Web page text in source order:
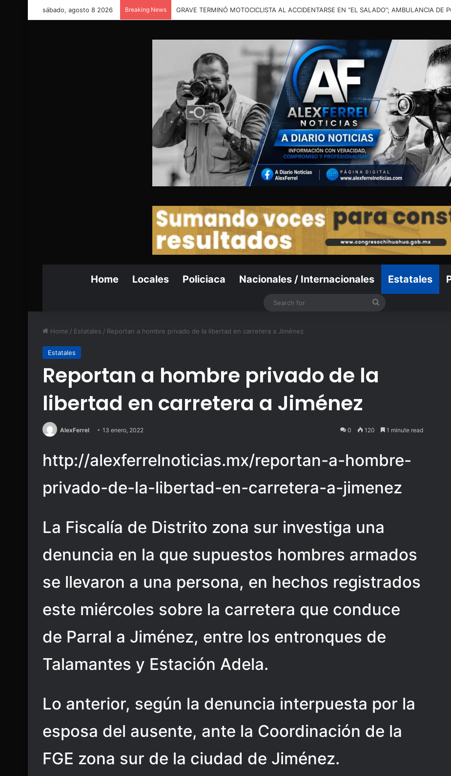
sábado, agosto 8 2026 Breaking News “Necesitamos una solución”: vecinos denuncian inundaciones en calles de Santa
Home Locales Policiaca Nacionales / Internacionales Estatales
Search
Home / Estatales / Reportan a hombre privado de la libertad en carretera a Jiménez
Estatales
Reportan a hombre privado de la
libertad en carretera a Jiménez
AlexFerrel 13 enero, 2022 0 120 1 minute read
http://alexferrelnoticias.mx/reportan-a-hombre-
privado-de-la-libertad-en-carretera-a-jimenez
La Fiscalía de Distrito zona sur investiga una
denuncia en la que supuestos hombres armados
se llevaron a una persona, en hechos registrados
este miércoles sobre la carretera que conduce
de Parral a Jiménez, entre los entronques de
Talamantes y Estación Adela.
Lo anterior, según la denuncia interpuesta por la
esposa del ausente, ante la Coordinación de la
FGE zona sur de la ciudad de Jiménez.